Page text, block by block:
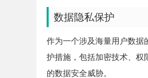
数据隐私保护
作为一个涉及海量用户数据
护措施，包括加密技术、权
的数据安全威胁。